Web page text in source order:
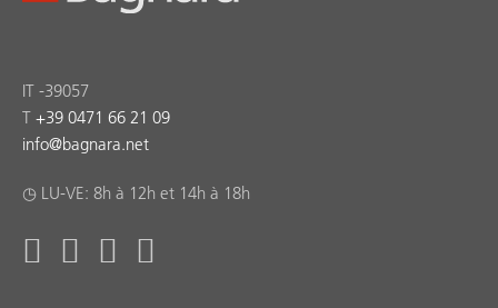
IT -39057
T +39 0471 66 21 09
info@bagnara.net
◷ LU-VE: 8h à 12h et 14h à 18h